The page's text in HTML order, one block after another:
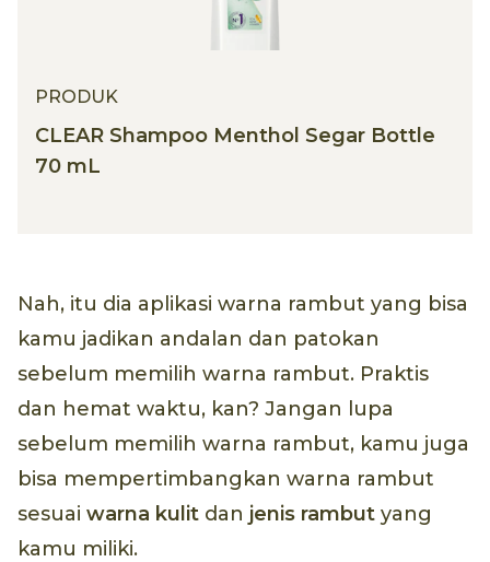
PRODUK
CLEAR Shampoo Menthol Segar Bottle
70 mL
Nah, itu dia aplikasi warna rambut yang bisa
kamu jadikan andalan dan patokan
sebelum memilih warna rambut. Praktis
dan hemat waktu, kan? Jangan lupa
sebelum memilih warna rambut, kamu juga
bisa mempertimbangkan warna rambut
sesuai warna kulit dan jenis rambut yang
kamu miliki.